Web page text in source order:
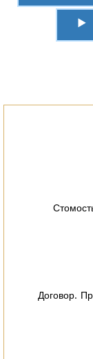
Договор.